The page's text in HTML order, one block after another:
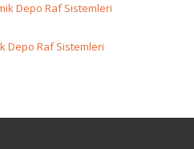
Depo Raf Sistemleri
Depo Raf Sistemleri